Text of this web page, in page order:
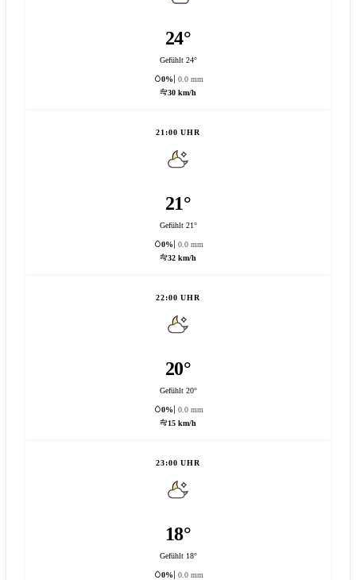
24°
Gefühlt 24°
0%
0.0 mm
30 km/h
21:00 UHR
21°
Gefühlt 21°
0%
0.0 mm
32 km/h
22:00 UHR
20°
Gefühlt 20°
0%
0.0 mm
15 km/h
23:00 UHR
18°
Gefühlt 18°
0%
0.0 mm